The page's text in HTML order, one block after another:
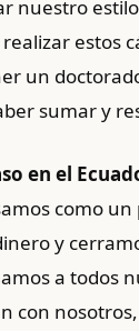
nuestro
estos
un
sumar y
en el
como
y
a todos
con